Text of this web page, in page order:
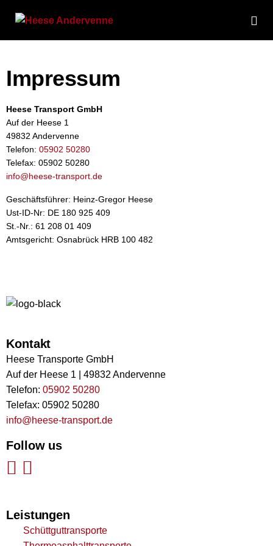
Inhalt
Impressum
Heese Transport GmbH
Auf der Heese 1
49832 Andervenne
Telefon: 05902 50280
Telefax: 05902 50280
info@heese-transport.de
Geschäftsführer: Heinz-Gregor Heese
Ust-ID-Nr: DE 180 925 409
St.-Nr.: 61 208 01 409
Amtsgericht: Osnabrück HRB 100 482
Kontakt
Heese Transporte GmbH
Auf der Heese 1 | 49832 Andervenne
Telefon: 05902 50280
Telefax: 05902 50280
info@heese-transport.de
Follow us
Leistungen
Schüttguttransporte